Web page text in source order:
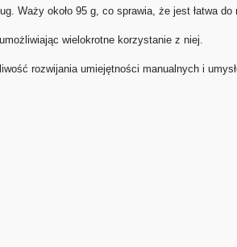
Waży około 95 g, co sprawia, że jest łatwa do
wielokrotne korzystanie z niej.
rozwijania umiejętności manualnych i